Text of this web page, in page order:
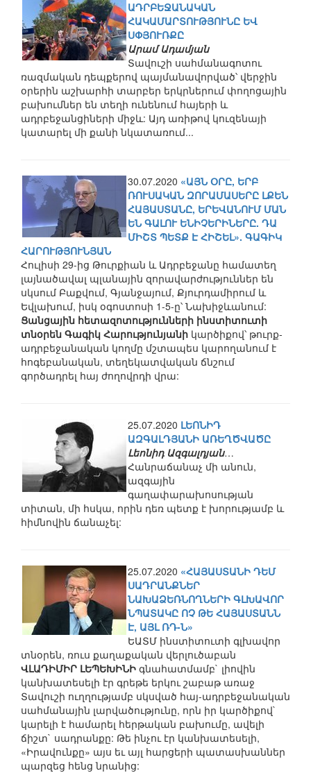
ԱԴՐԲԵՋԱՆԱԿԱՆ
ՀԱԿԱՄԱՐՏՈՒԹՅՈՒՆԸ ԵՎ
ՍՓՅՈՒՌՔԸ
Արամ Ադամյան
Տավուշի սահմանագոտու
ռազմական դեպքերով պայմանավորված՝ վերջին
օրերին աշխարհի տարբեր երկրներում փողոցային
բախումներ են տեղի ունենում հայերի և
ադրբեջանցիների միջև: Այդ առիթով կուզենայի
կատարել մի քանի նկատառում...
30.07.2020 «ԱՅՆ ՕՐԸ, ԵՐԲ
ՌՈՒՍԱԿԱՆ ԶՈՐԱՄԱՍԵՐԸ ԼՔԵՆ
ՀԱՅԱՍՏԱՆԸ, ԵՐԵՎԱՆՈՒՄ ՄԱՆ
ԵՆ ԳԱԼՈՒ ԵՆԻՉԵՐԻՆԵՐԸ. ԴԱ
ՄԻՇՏ ՊԵՏՔ Է ՀԻՇԵԼ». ԳԱԳԻԿ
ՀԱՐՈՒԹՅՈՒՆՅԱՆ
Հուլիսի 29-ից Թուրքիան և Ադրբեջանը համատեղ
լայնածավալ պլանային զորավարժություններ են
սկսում Բաքվում, Գյանջայում, Քյուրդամիրում և
Եվլախում, իսկ օգոստոսի 1-5-ը՝ Նախիջևանում:
Ցանցային հետազոտությունների ինստիտուտի
տնօրեն Գագիկ Հարությունյանի կարծիքով՝ թուրք-
ադրբեջանական կողմը մշտապես կարողանում է
հոգեբանական, տեղեկատվական ճնշում
գործադրել հայ ժողովրդի վրա:
25.07.2020 ԼԵՈՆԻԴ
ԱԶԳԱԼԴՅԱՆԻ ԱՌԵՂԾՎԱԾԸ
Լեոնիդ Ազգալդյան…
Հանրաճանաչ մի անուն,
ազգային
գաղափարախոսության
տիտան, մի հսկա, որին դեռ պետք է խորությամբ և
հիմնովին ճանաչել:
25.07.2020 «ՀԱՅԱՍՏԱՆԻ ԴԵՄ
ՍԱԴՐԱՆՔՆԵՐ
ՆԱԽԱՁԵՌՆՈՂՆԵՐԻ ԳԼԽԱՎՈՐ
ՆՊԱՏԱԿԸ ՈՉ ԹԵ ՀԱՅԱՍՏԱՆՆ
Է, ԱՅԼ ՌԴ-Ն»
ԵԱՏՄ ինստիտուտի գլխավոր
տնօրեն, ռուս քաղաքական վերլուծաբան
ՎԼԱԴԻՄԻՐ ԼԵՊԵԽԻՆԻ գնահատմամբ` լիովին
կանխատեսելի էր գրեթե երկու շաբաթ առաջ
Տավուշի ուղղությամբ սկսված հայ-ադրբեջանական
սահմանային լարվածությունը, որն իր կարծիքով`
կարելի է համարել հերթական բախումը, ավելի
ճիշտ` սադրանքը: Թե ինչու էր կանխատեսելի,
«Իրավունքը» այս եւ այլ հարցերի պատասխաններ
պարզեց հենց նրանից: